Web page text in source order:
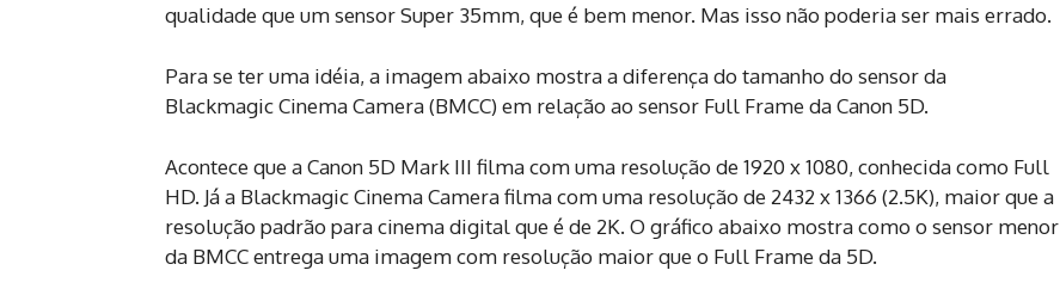
qualidade que um sensor Super 35mm, que é bem menor. Mas isso não poderia ser mais errado.
Para se ter uma idéia, a imagem abaixo mostra a diferença do tamanho do sensor da
Blackmagic Cinema Camera (BMCC) em relação ao sensor Full Frame da Canon 5D.
Acontece que a Canon 5D Mark III filma com uma resolução de 1920 x 1080, conhecida como Full
HD. Já a Blackmagic Cinema Camera filma com uma resolução de 2432 x 1366 (2.5K), maior que a
resolução padrão para cinema digital que é de 2K. O gráfico abaixo mostra como o sensor menor
da BMCC entrega uma imagem com resolução maior que o Full Frame da 5D.